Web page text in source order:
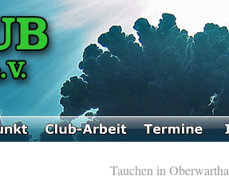
Tauchen in Oberwartha